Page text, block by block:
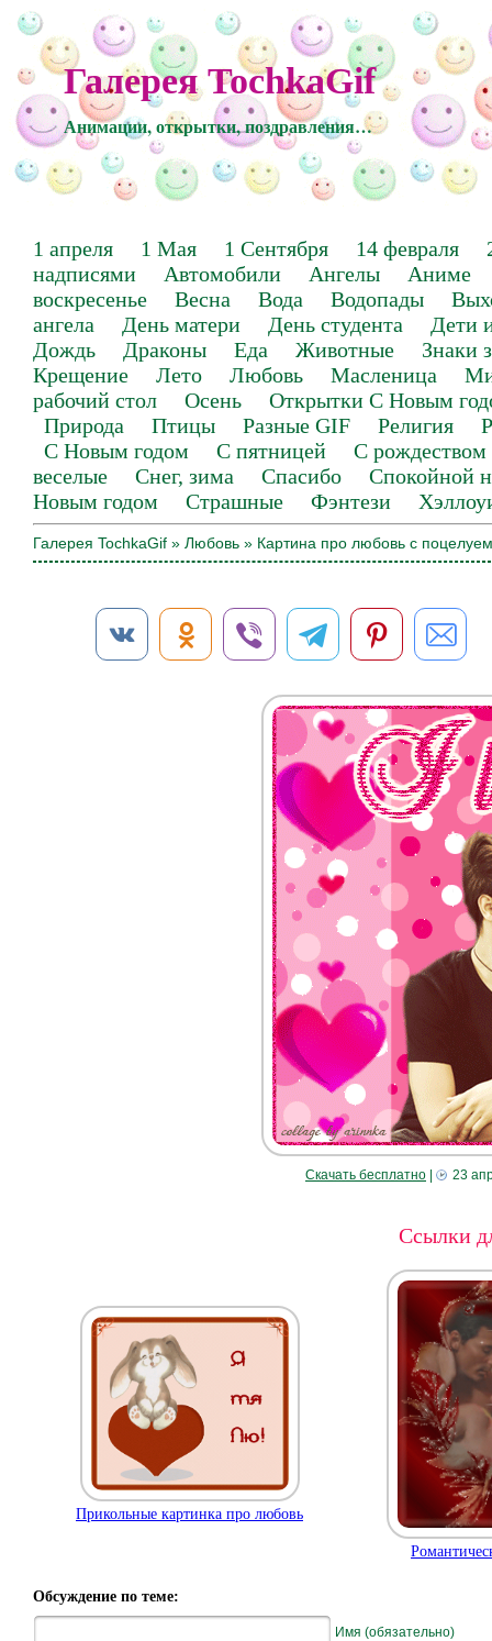
Галерея TochkaGif
Анимации, открытки, поздравления…
1 апреля 1 Мая 1 Сентября 14 февраля
надписями
Автомобили Ангелы
Аниме
воскресенье
Весна Вода Водопады
ангела
День матери День студента
Дети
Дождь
Драконы Еда Животные
Знаки
Крещение
Лето Любовь Масленица
рабочий стол
Осень
Открытки С Новым
Природа
Птицы Разные GIF Религия
С Новым годом
С пятницей
С рождеством
веселые
Снег, зима Спасибо
Спокойной
Новым годом
Страшные Фэнтези
Галерея TochkaGif » Любовь » Картина про любовь с поцелуем
Скачать бесплатно 23
Ссылки
Прикольные картинка про любовь
Обсуждение по теме:
Имя (обязательно)